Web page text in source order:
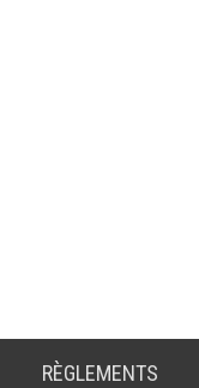
RÈGLEMENTS